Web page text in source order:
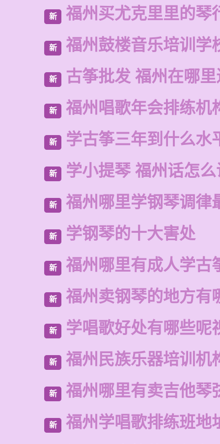
新 福州买尤克里里的琴
新 福州鼓楼音乐培训学
新 古筝批发 福州在哪
新 福州唱歌年会排练机
新 学古筝三年到什么水
新 学小提琴 福州话怎
新 福州哪里学钢琴调律
新 学钢琴的十大害处
新 福州哪里有成人学古
新 福州卖钢琴的地方有
新 学唱歌好处有哪些呢
新 福州民族乐器培训机
新 福州哪里有卖吉他琴
新 福州学唱歌排练班地